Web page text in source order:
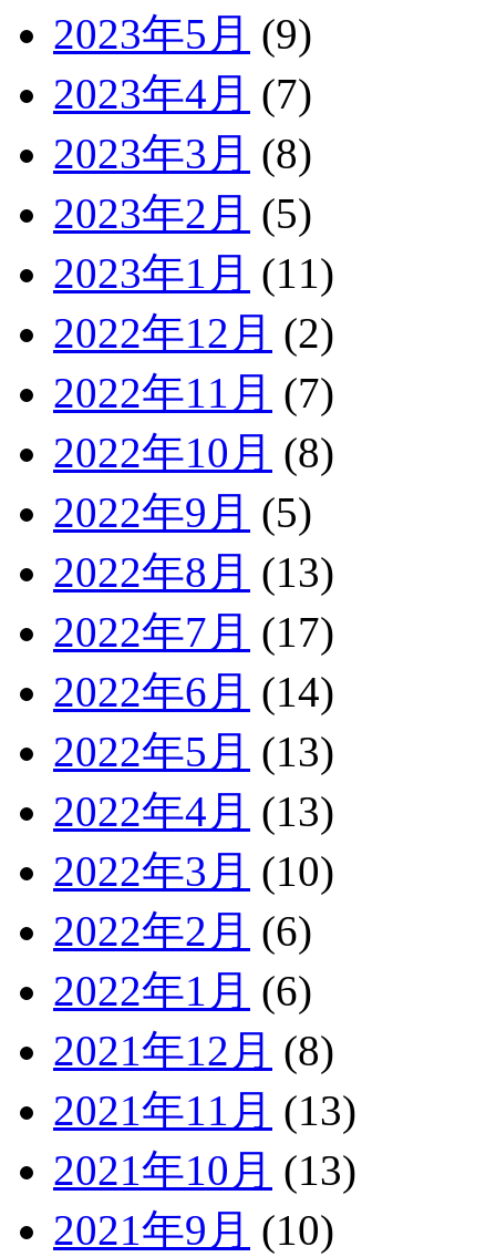
2023年5月 (9)
2023年4月 (7)
2023年3月 (8)
2023年2月 (5)
2023年1月 (11)
2022年12月 (2)
2022年11月 (7)
2022年10月 (8)
2022年9月 (5)
2022年8月 (13)
2022年7月 (17)
2022年6月 (14)
2022年5月 (13)
2022年4月 (13)
2022年3月 (10)
2022年2月 (6)
2022年1月 (6)
2021年12月 (8)
2021年11月 (13)
2021年10月 (13)
2021年9月 (10)